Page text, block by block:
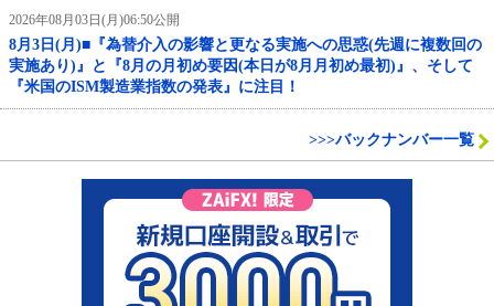
2026年08月03日(月)06:50公開
8月3日(月)■『為替介入の影響と更なる実施への思惑(先週に複数回の
実施あり)』と『8月の月初め要因(本日が8月月初め最初)』、そして
『米国のISM製造業指数の発表』に注目！
>>>バックナンバー一覧